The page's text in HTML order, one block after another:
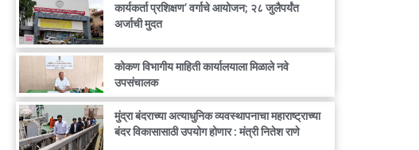
कार्यकर्ता प्रशिक्षण’ वर्गाचे आयोजन; २८ जुलैपर्यंत
अर्जाची मुदत
कोकण विभागीय माहिती कार्यालयाला मिळाले नवे
उपसंचालक
मुंद्रा बंदराच्या अत्याधुनिक व्यवस्थापनाचा महाराष्ट्राच्या
बंदर विकासासाठी उपयोग होणार : मंत्री नितेश राणे